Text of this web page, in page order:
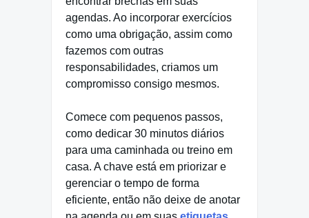
agendas. Ao incorporar exercícios
como uma obrigação, assim como
fazemos com outras
responsabilidades, criamos um
compromisso consigo mesmos.
Comece com pequenos passos,
como dedicar 30 minutos diários
para uma caminhada ou treino em
casa. A chave está em priorizar e
gerenciar o tempo de forma
eficiente, então não deixe de anotar